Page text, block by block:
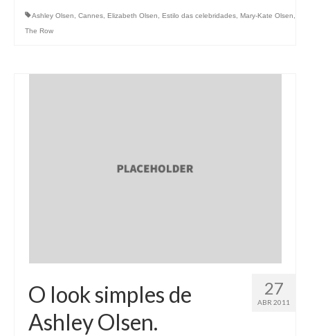
Ashley Olsen Cannes Elizabeth Olsen Estilo das celebridades Mary-Kate Olsen
The Row
27
ABR 2011
O look simples de
Ashley Olsen.